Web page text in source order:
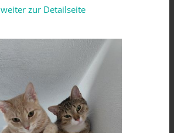
weiter zur Detailseite